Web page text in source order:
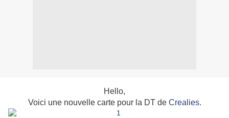
Hello,
Voici une nouvelle carte pour la DT de Crealies.